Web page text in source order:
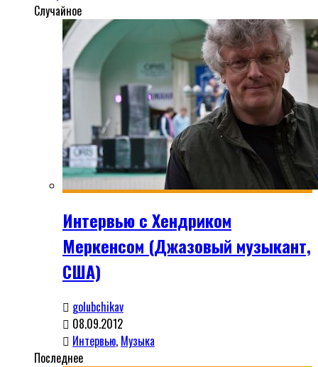
Случайное
Интервью с Хендриком
Меркенсом (Джазовый музыкант,
США)
golubchikav
08.09.2012
Интервью, Музыка
Последнее